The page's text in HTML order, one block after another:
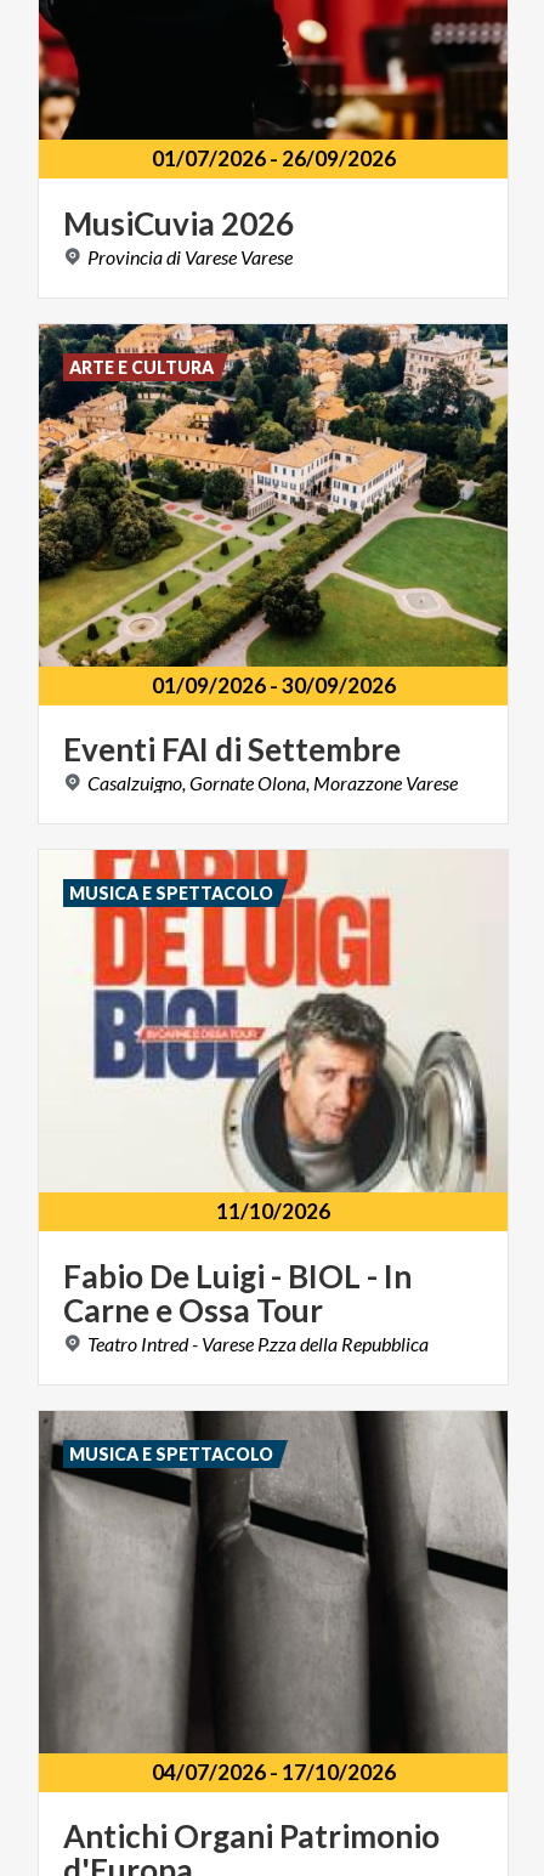
01/07/2026- 26/09/2026
MusiCuvia 2026
Provinciadi Varese Varese
01/09/2026-30/09/2026
Eventi FAI diSettembre
Casalzuigno,GornateOlona, Morazzone Varese
ARTE E CULTURA
11/10/2026
Fabio De Luigi - BIOL - In
CarneeOssa Tour
Teatro Intred- Varese P.zzadella Repubblica
MUSICA E SPETTACOLO
04/07/2026- 17/10/2026
Antichi Organi Patrimonio
MUSICA E SPETTACOLO